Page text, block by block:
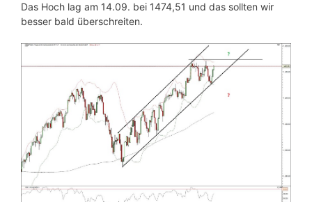
Das Hoch lag am 14.09. bei 1474,51 und das sollten wir
besser bald überschreiten.